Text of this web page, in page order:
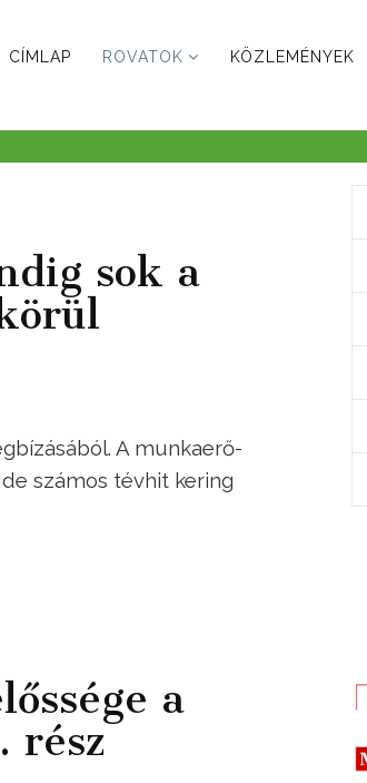
CÍMLAP ROVATOK KÖZLEMÉNYEK
sok a
A munkaerő-
számos tévhit kering
a
rész